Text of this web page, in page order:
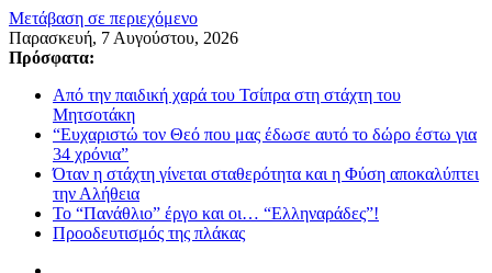
Μετάβαση σε περιεχόμενο
Παρασκευή, 7 Αυγούστου, 2026
Πρόσφατα:
Από την παιδική χαρά του Τσίπρα στη στάχτη του
Μητσοτάκη
“Ευχαριστώ τον Θεό που μας έδωσε αυτό το δώρο έστω για
34 χρόνια”
Όταν η στάχτη γίνεται σταθερότητα και η Φύση αποκαλύπτει
την Αλήθεια
Το “Πανάθλιο” έργο και οι… “Ελληναράδες”!
Προοδευτισμός της πλάκας